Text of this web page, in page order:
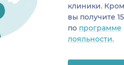
клиники.
вы получите
по программе
лояльности.